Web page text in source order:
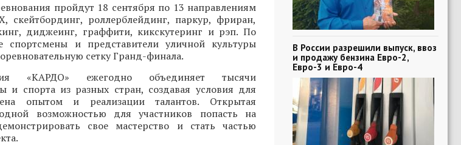
пройдут 18 сентября по 13 направлениям
скейтбординг, роллерблейдинг, паркур, фриран,
диджеинг, граффити, кикскутеринг и рэп. По
спортсмены и представители уличной культуры
сетку Гранд-финала.
«КАРДО» ежегодно объединяет тысячи
и спорта из разных стран, создавая условия для
опытом и реализации талантов. Открытая
возможностью для участников попасть на
свое мастерство и стать частью
В России разрешили выпуск, ввоз
и продажу бензина Евро-2,
Евро-3 и Евро-4